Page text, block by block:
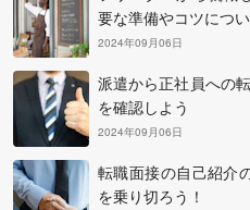
要な準備やコツにつ
2024年09月06日
派遣から正社員への
を確認しよう
2024年09月06日
転職面接の自己紹介
を乗り切ろう！